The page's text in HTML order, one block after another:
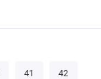
41 42